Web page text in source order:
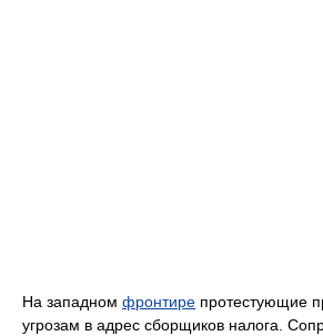
На западном фронтире протестующие
угрозам в адрес сборщиков налога.